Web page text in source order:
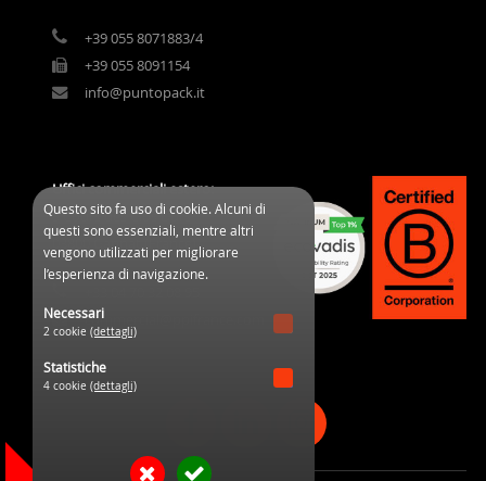
+39 055 8071883/4
+39 055 8091154
info@puntopack.it
Uffici commerciali estero:
3 Cours des Clos Durs
03800 Gannat (France)
commercial@ppifrance.com
Questo sito fa uso di cookie. Alcuni di
questi sono essenziali, mentre altri
vengono utilizzati per migliorare
l’esperienza di navigazione.
Necessari
2 cookie (dettagli)
Statistiche
4 cookie (dettagli)